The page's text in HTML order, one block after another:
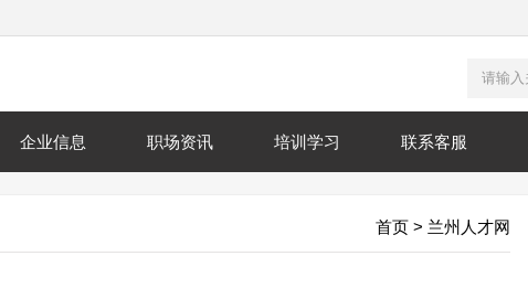
企业信息 职场资讯 培训学习 联系客服
首页 > 兰州人才网